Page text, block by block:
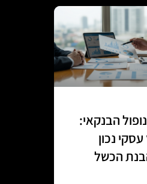
הבנקאי:
נכון
הכשל